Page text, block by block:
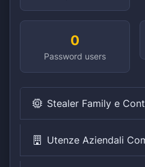
0
Password users
Stealer Family e
Utenze Aziendali